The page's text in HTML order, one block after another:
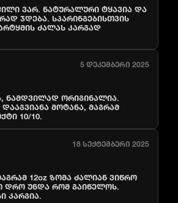
ვარ. ნატურალური ტყავია და
ჯდება. სპარინგებისთვის
ძალას კარგად
5 დეკემბერი 2025
ნამდვილად ორიგინალია.
მოტანა, მაგრამ
10/10.
18 სექტემბერი 2025
12oz ზომა ძალიან ვიწრო
დრო უნდა რომ გაიწელოს.
კარგია.